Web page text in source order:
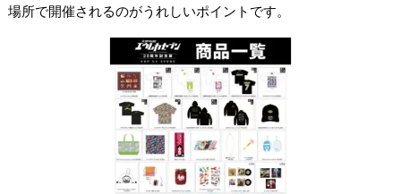
場所で開催されるのがうれしいポイントです。